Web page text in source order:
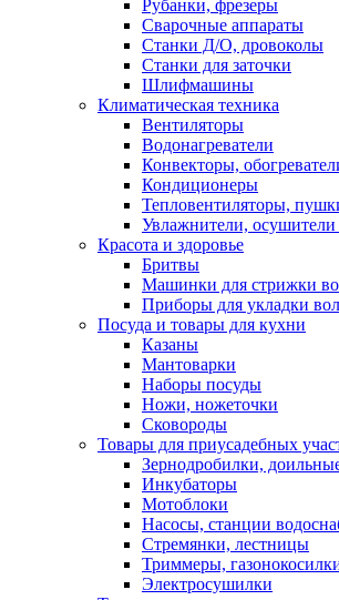
Рубанки, фрезеры
Сварочные аппараты
Станки Д/О, дровоколы
Станки для заточки
Шлифмашины
Климатическая техника
Вентиляторы
Водонагреватели
Конвекторы,
Кондиционеры
Тепловентиляторы,
Увлажнители, осушители
Красота и здоровье
Бритвы
Машинки для стрижки
Приборы для укладки
Посуда и товары для кухни
Казаны
Мантоварки
Наборы посуды
Ножи, ножеточки
Сковороды
Товары для приусадебных
Зернодробилки,
Инкубаторы
Мотоблоки
Насосы, станции
Стремянки, лестницы
Триммеры,
Электросушилки